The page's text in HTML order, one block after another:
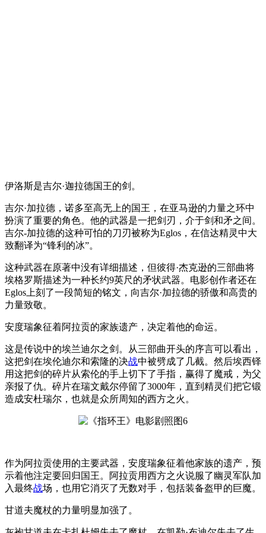
伊洛斯是吉尔·迦拉德国王的剑。
吉尔·加拉德，诺多至高无上的国王，在亚马逊的力量之环中
扮演了重要的角色。他的武器是一把剑刃，介于剑和矛之间。
吉尔-加拉德的这种可怕的刀刃被称为Eglos，在信达精灵中大
致翻译为“锋利的冰”。
这种武器在原著中没有详细描述，但彼得·杰克逊的三部曲将
埃格罗斯描述为一种长约9英尺的矛状武器。电影创作者还在
Eglos上刻了一段简短的铭文，向吉尔·加拉德的骄傲和高贵的
力量致敬。
安度瑞象征着阿拉贡的家族遗产，决定着他的命运。
这是传说中的埃兰迪尔之剑。从三部曲开头的序言可以看出，
这把剑在埃伦迪尔和索隆的决战中被劈成了几截。然后埃西铎
用这把剑的碎片从索伦的手上切下了手指，赢得了魔戒，为父
亲报了仇。碎片在瑞文戴尔停留了3000年，直到精灵们把它锻
造成安杜瑞尔，也就是众所周知的西方之火。
作为阿拉贡使用的主要武器，安度瑞象征着他家族的遗产，预
示着他注定要回归国王。阿拉贡用西方之火说服了幽灵军队加
入最终战场，也用它消灭了无数对手，包括装备盔甲的巨魔。
甘道夫魔杖的力量明显加强了。